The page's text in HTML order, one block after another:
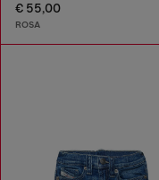
€ 55,00
ROSA